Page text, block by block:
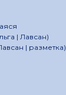
| Лавсан)
| разметка)